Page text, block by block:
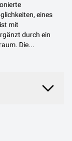
eines
mit
durch ein
Die...